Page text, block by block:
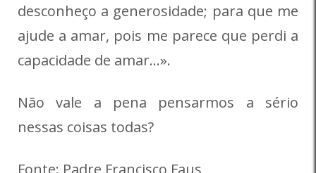
desconheço a generosidade; para que me
ajude a amar, pois me parece que perdi a
capacidade de amar…».
Não vale a pena pensarmos a sério
nessas coisas todas?